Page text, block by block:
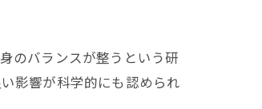
のバランスが整うという研
影響が科学的にも認められ